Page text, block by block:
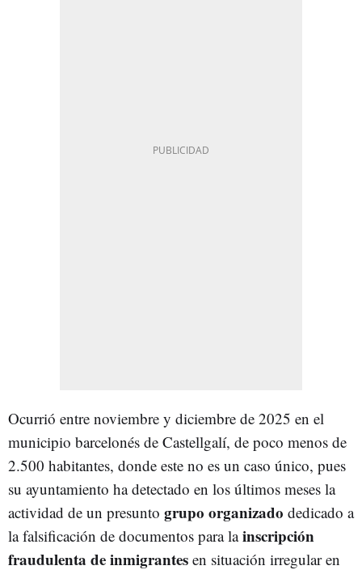
Ocurrió entre noviembre y diciembre de 2025 en el
municipio barcelonés de Castellgalí, de poco menos de
2.500 habitantes, donde este no es un caso único, pues
su ayuntamiento ha detectado en los últimos meses la
actividad de un presunto grupo organizado dedicado a
la falsificación de documentos para lainscripción
fraudulenta de inmigrantes en situación irregular en